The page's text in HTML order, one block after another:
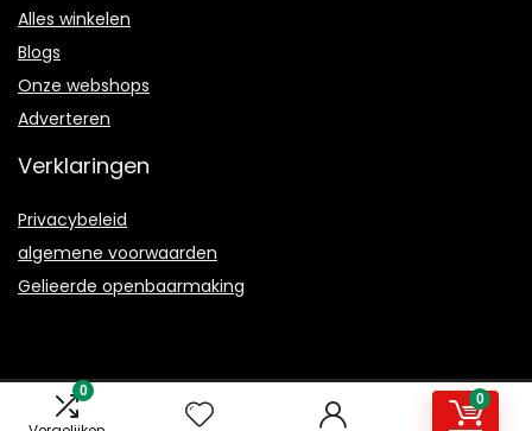
0
0
Alles winkelen
Blogs
Onze webshops
Adverteren
Verklaringen
Privacybeleid
algemene voorwaarden
Gelieerde openbaarmaking
2021 © Magmanual.nl Alle rechten voorbehouden